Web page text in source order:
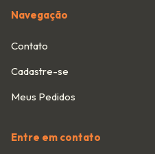
Navegação
Contato
Cadastre-se
Meus Pedidos
Entre em contato